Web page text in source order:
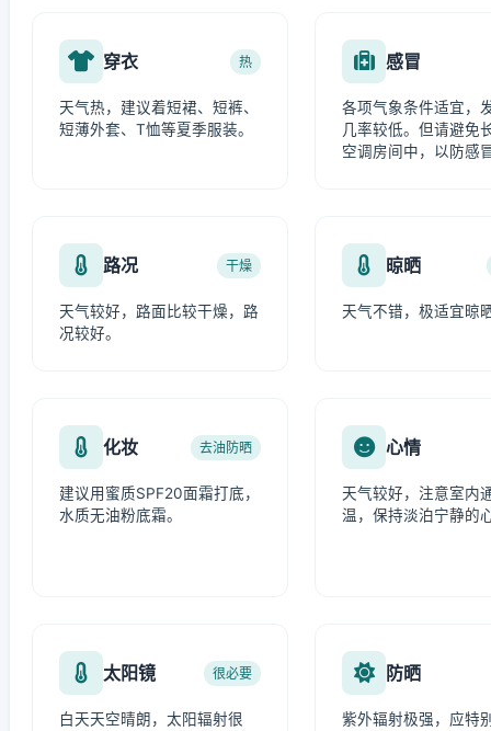
穿衣 热
天气热，建议着短裙、短裤、
短薄外套、T恤等夏季服装。
感冒
各项气象条件适宜，
几率较低。但请避免
空调房间中，以防感
路况 干燥
天气较好，路面比较干燥，路
况较好。
晾晒
天气不错，极适宜晾
化妆 去油防晒
建议用蜜质SPF20面霜打底，
水质无油粉底霜。
心情
天气较好，注意室内
温，保持淡泊宁静的
太阳镜 很必要
白天天空晴朗，太阳辐射很
防晒
紫外辐射极强，应特